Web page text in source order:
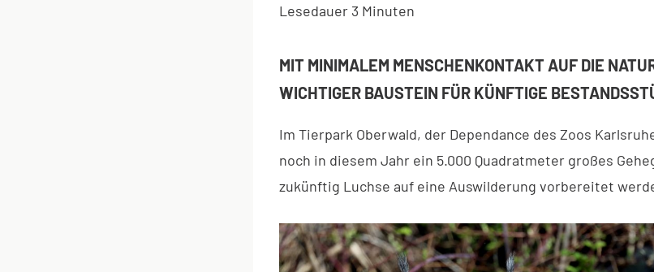
Lesedauer 3 Minuten
MIT MINIMALEM MENSCHENKONTAKT AUF DIE
WICHTIGER BAUSTEIN FÜR KÜNFTIGE
Im Tierpark Oberwald, der Dependance des Zoos
noch in diesem Jahr ein 5.000 Quadratmeter großes
zukünftig Luchse auf eine Auswilderung vorbereitet